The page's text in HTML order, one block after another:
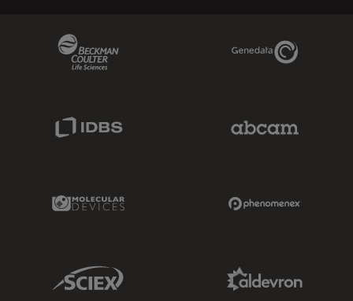
Genedata Link
Molecular Devices Link
Sciex Link